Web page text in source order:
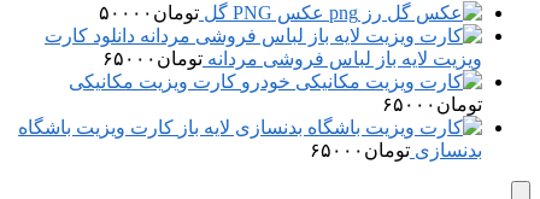
عکس PNG گل تومان ۵۰۰۰۰
دانلود کارت
ویزیت لایه باز لباس فروشی مردانه تومان ۶۵۰۰۰
کارت ویزیت مکانیکی
تومان ۶۵۰۰۰
کارت ویزیت باشگاه
بدنسازی تومان ۶۵۰۰۰